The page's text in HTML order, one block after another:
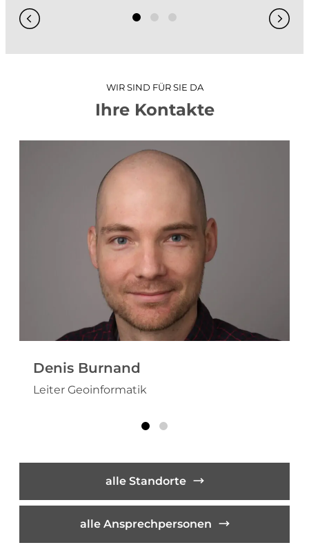
GIS / WebGIS geoweb
Hydraulische Simulationen
WIR SIND FÜR SIE DA
Ihre Kontakte
Denis Burnand
Leiter Geoinformatik
alle Standorte
alle Ansprechpersonen